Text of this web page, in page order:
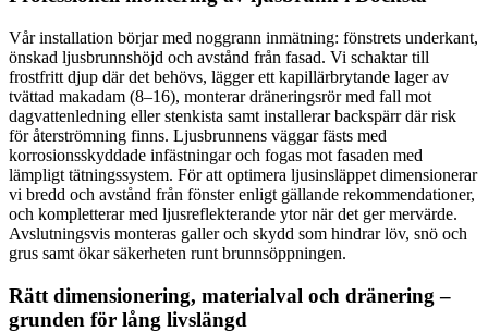
Vår installation börjar med noggrann inmätning: fönstrets underkant,
önskad ljusbrunnshöjd och avstånd från fasad. Vi schaktar till
frostfritt djup där det behövs, lägger ett kapillärbrytande lager av
tvättad makadam (8–16), monterar dräneringsrör med fall mot
dagvattenledning eller stenkista samt installerar backspärr där risk
för återströmning finns. Ljusbrunnens väggar fästs med
korrosionsskyddade infästningar och fogas mot fasaden med
lämpligt tätningssystem. För att optimera ljusinsläppet dimensionerar
vi bredd och avstånd från fönster enligt gällande rekommendationer,
och kompletterar med ljusreflekterande ytor när det ger mervärde.
Avslutningsvis monteras galler och skydd som hindrar löv, snö och
grus samt ökar säkerheten runt brunnsöppningen.
Rätt dimensionering, materialval och dränering –
grunden för lång livslängd